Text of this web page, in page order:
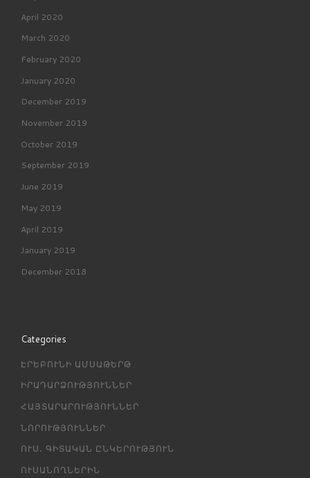
April 2020
March 2020
February 2020
January 2020
December 2019
November 2019
October 2019
September 2019
June 2019
May 2019
April 2019
January 2019
December 2018
Categories
ԷՐԵԲՈՒՆԻ ԱՄՍԱԹԵՐԹ
ԻՐԱԴԱՐՁՈՒԹՅՈՒՆՆԵՐ
ՀԱՅՏԱՐԱՐՈՒԹՅՈՒՆՆԵՐ
ՆՈՐՈՒԹՅՈՒՆՆԵՐ
ՈՒՍ․ ԳԻՏԱԿԱՆ ԸՆԿԵՐՈՒԹՅՈՒՆ
ՈՒՍԱՆՈՂՆԵՐԻՆ